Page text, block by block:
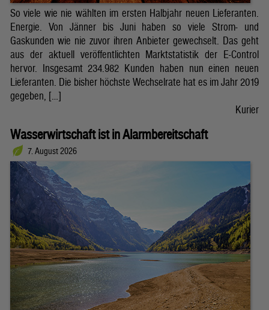
So viele wie nie wählten im ersten Halbjahr neuen Lieferanten.
Energie. Von Jänner bis Juni haben so viele Strom- und
Gaskunden wie nie zuvor ihren Anbieter gewechselt. Das geht
aus der aktuell veröffentlichten Marktstatistik der E-Control
hervor. Insgesamt 234.982 Kunden haben nun einen neuen
Lieferanten. Die bisher höchste Wechselrate hat es im Jahr 2019
gegeben, […]
Kurier
Wasserwirtschaft ist in Alarmbereitschaft
7. August 2026